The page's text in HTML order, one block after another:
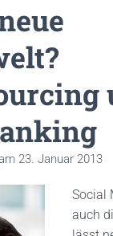
23. Januar 2013
Social
auch